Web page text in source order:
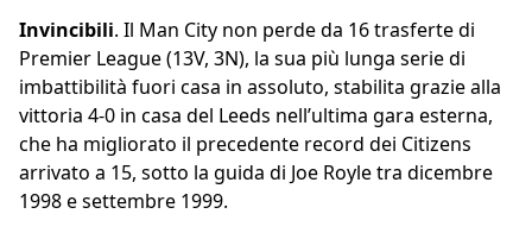
Invincibili. Il Man City non perde da 16 trasferte di
Premier League (13V, 3N), la sua più lunga serie di
imbattibilità fuori casa in assoluto, stabilita grazie alla
vittoria 4-0 in casa del Leeds nell’ultima gara esterna,
che ha migliorato il precedente record dei Citizens
arrivato a 15, sotto la guida di Joe Royle tra dicembre
1998 e settembre 1999.